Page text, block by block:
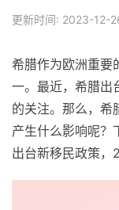
更新时间: 2023-12-
希腊作为欧洲重要
一。最近，希腊出
的关注。那么，希
产生什么影响呢？
出台新移民政策，